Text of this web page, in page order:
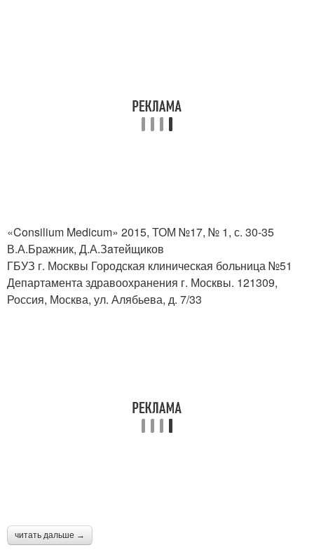
«Consilium Medicum» 2015, ТОМ №17, № 1, с. 30-35
В.А.Бражник, Д.А.Зaтейщиков
ГБУЗ г. Москвы Городская клиническая больница №51
Департамента здравоохранения г. Москвы. 121309,
Россия, Москва, ул. Алябьева, д. 7/33
читать дальше →